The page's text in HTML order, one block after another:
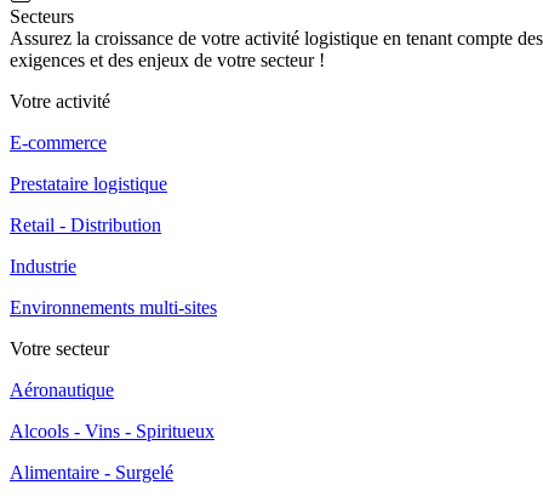
Secteurs
Assurez la croissance de votre activité logistique en tenant compte des
exigences et des enjeux de votre secteur !
Votre activité
E-commerce
Prestataire logistique
Retail - Distribution
Industrie
Environnements multi-sites
Votre secteur
Aéronautique
Alcools - Vins - Spiritueux
Alimentaire - Surgelé